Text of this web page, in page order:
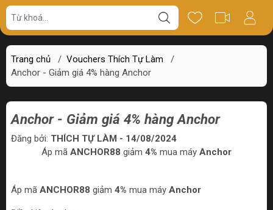
Trang chủ / Vouchers Thích Tự Làm
/
Anchor - Giảm giá 4% hàng Anchor
Anchor - Giảm giá 4% hàng Anchor
Đăng bởi: THÍCH TỰ LÀM - 14/08/2024
Áp mã ANCHOR88 giảm 4% mua máy Anchor
Áp mã ANCHOR88 giảm 4% mua máy Anchor